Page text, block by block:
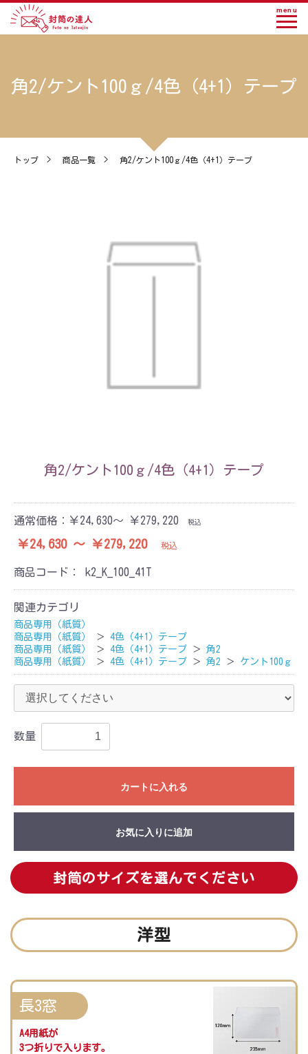
menu
角2/ケント100ｇ/4色（4+1）テープ
トップ > 商品一覧 > 角2/ケント100ｇ/4色（4+1）テープ
角2/ケント100ｇ/4色（4+1）テープ
通常価格： ￥24,630～ ￥279,220 税込
￥24,630 ～ ￥279,220 税込
商品コード： k2_K_100_41T
関連カテゴリ
商品専用（紙質）
商品専用（紙質）
＞
4色（4+1）テープ
商品専用（紙質）
＞ 4色（4+1）テープ ＞
角2
商品専用（紙質）
＞ 4色（4+1）テープ ＞ 角2 ＞ ケント100ｇ
数量
カートに入れる
お気に入りに追加
封筒のサイズを選んでください
洋型
長3窓
A4用紙が
3つ折りで入ります。